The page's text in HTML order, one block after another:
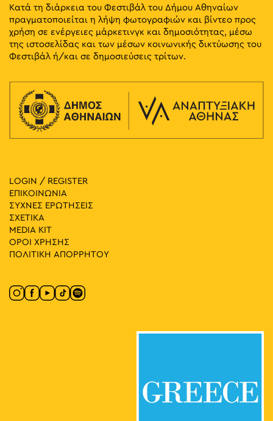
Κατά τη διάρκεια του Φεστιβάλ του Δήμου Αθηναίων
πραγματοποιείται η λήψη φωτογραφιών και βίντεο προς
χρήση σε ενέργειες μάρκετινγκ και δημοσιότητας, μέσω
της ιστοσελίδας και των μέσων κοινωνικής δικτύωσης του
Φεστιβάλ ή/και σε δημοσιεύσεις τρίτων.
LOGIN / REGISTER
ΕΠΙΚΟΙΝΩΝΙΑ
ΣΥΧΝΕΣ ΕΡΩΤΗΣΕΙΣ
ΣΧΕΤΙΚΑ
MEDIA ΚIT
ΟΡΟΙ ΧΡΗΣΗΣ
ΠΟΛΙΤΙΚΗ ΑΠΟΡΡΗΤΟΥ